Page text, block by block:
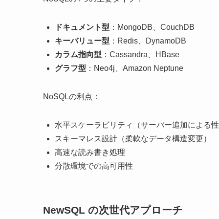
ドキュメント型 ：MongoDB、CouchDB
キーバリュー型 ：Redis、DynamoDB
カラム指向型 ：Cassandra、HBase
グラフ型 ：Neo4j、Amazon Neptune
NoSQLの利点：
水平スケーラビリティ（サーバー追加による
スキーマレス設計（柔軟なデータ構造変更）
高速な読み書き処理
分散環境での高可用性
NewSQL の次世代アプローチ